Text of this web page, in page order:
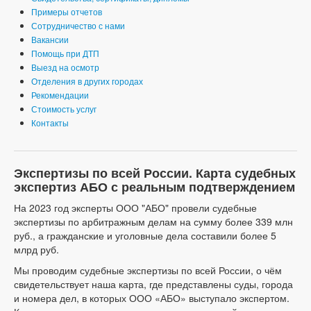
Примеры отчетов
Сотрудничество с нами
Вакансии
Помощь при ДТП
Выезд на осмотр
Отделения в других городах
Рекомендации
Стоимость услуг
Контакты
Экспертизы по всей России. Карта судебных
экспертиз АБО с реальным подтверждением
На 2023 год эксперты ООО "АБО" провели судебные
экспертизы по арбитражным делам на сумму более 339 млн
руб., а гражданские и уголовные дела составили более 5
млрд руб.
Мы проводим судебные экспертизы по всей России, о чём
свидетельствует наша карта, где представлены суды, города
и номера дел, в которых ООО «АБО» выступало экспертом.